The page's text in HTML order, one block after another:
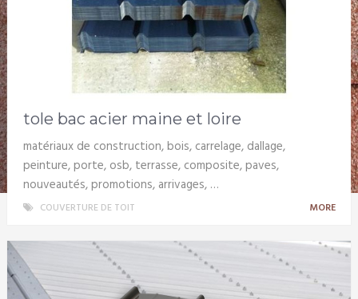
tole bac acier maine et loire
matériaux de construction, bois, carrelage, dallage,
peinture, porte, osb, terrasse, composite, paves,
nouveautés, promotions, arrivages, …
COUVERTURE DE TOIT MORE